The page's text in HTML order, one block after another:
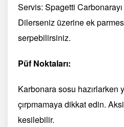
Servis: Spagetti
Dilerseniz üzerine ek
serpebilirsiniz.
Püf Noktaları:
Karbonara sosu hazırlarken
çırpmamaya dikkat edin.
kesilebilir.